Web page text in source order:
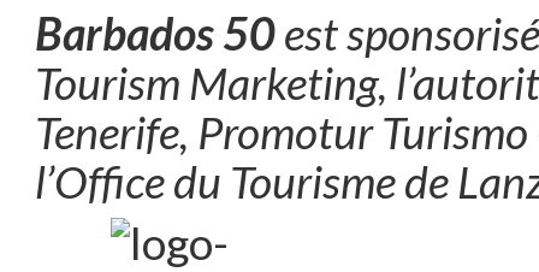
Barbados 50est
Tourism Marketing,
Tenerife, Promotur
l’Office du Tourisme de